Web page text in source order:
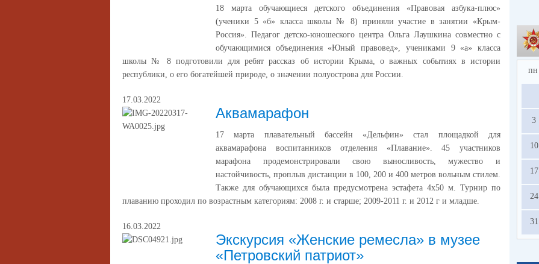
18 марта обучающиеся детского объединения «Правовая азбука-плюс»
(ученики 5 «б» класса школы № 8) приняли участие в занятии «Крым-
Россия». Педагог детско-юношеского центра Ольга Лаушкина совместно с
обучающимися объединения «Юный правовед», учениками 9 «а» класса
школы № 8 подготовили для ребят рассказ об истории Крыма, о важных событиях в истории
республики, о его богатейшей природе, о значении полуострова для России.
17.03.2022
Аквамарафон
17 марта плавательный бассейн «Дельфин» стал площадкой для
аквамарафона воспитанников отделения «Плавание». 45 участников
марафона продемонстрировали свою выносливость, мужество и
настойчивость, проплыв дистанции в 100, 200 и 400 метров вольным стилем.
Также для обучающихся была предусмотрена эстафета 4х50 м. Турнир по
плаванию проходил по возрастным категориям: 2008 г. и старше; 2009-2011 г. и 2012 г и младше.
16.03.2022
Экскурсия «Женские ремесла» в музее
«Петровский патриот»
пн
3
10
17
24
31